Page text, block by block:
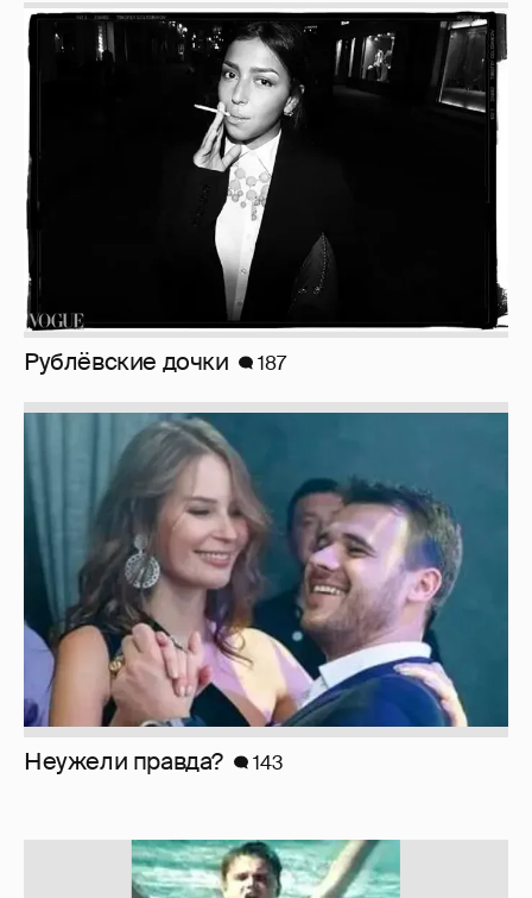
Рублёвские дочки 187
Неужели правда? 143